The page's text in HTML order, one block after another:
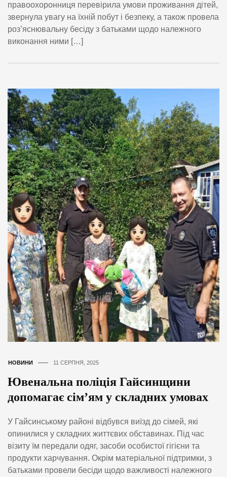
правоохоронниця перевірила умови проживання дітей,
звернула увагу на їхній побут і безпеку, а також провела
роз’яснювальну бесіду з батьками щодо належного
виконання ними […]
НОВИНИ 11 СЕРПНЯ, 2025
Ювенальна поліція Гайсинщини
допомагає сім’ям у складних умовах
У Гайсинському районі відбувся виїзд до сімей, які
опинилися у складних життєвих обставинах. Під час
візиту їм передали одяг, засоби особистої гігієни та
продукти харчування. Окрім матеріальної підтримки, з
батьками провели бесіди щодо важливості належного